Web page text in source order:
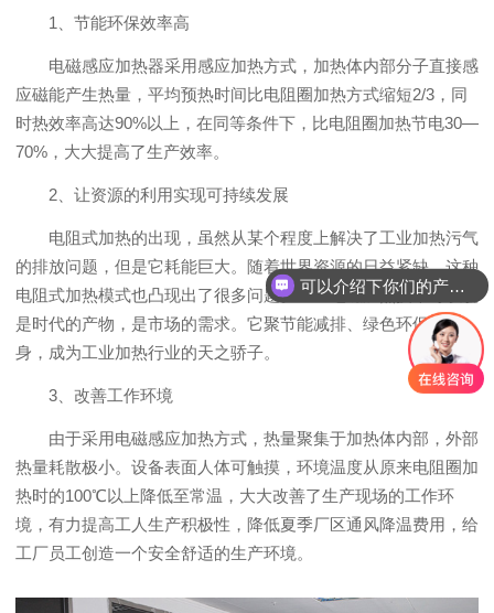
1、节能环保效率高
电磁感应加热器采用感应加热方式，加热体内部分子直接感
应磁能产生热量，平均预热时间比电阻圈加热方式缩短2/3，同
时热效率高达90%以上，在同等条件下，比电阻圈加热节电30—
70%，大大提高了生产效率。
2、让资源的利用实现可持续发展
电阻式加热的出现，虽然从某个程度上解决了工业加热污气
的排放问题，但是它耗能巨大。随着世界资源的日益紧缺，这种
电阻式加热模式也凸现出了很多问题。工业电磁加热技术可以说
是时代的产物，是市场的需求。它聚节能减排、绿色环保于一
身，成为工业加热行业的天之骄子。
3、改善工作环境
由于采用电磁感应加热方式，热量聚集于加热体内部，外部
热量耗散极小。设备表面人体可触摸，环境温度从原来电阻圈加
热时的100℃以上降低至常温，大大改善了生产现场的工作环
境，有力提高工人生产积极性，降低夏季厂区通风降温费用，给
工厂员工创造一个安全舒适的生产环境。
可以介绍下你们的产品么？